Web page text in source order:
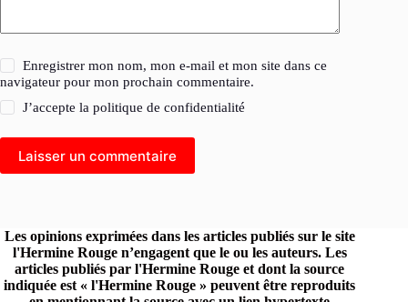
Enregistrer mon nom, mon e-mail et mon site dans ce
navigateur pour mon prochain commentaire.
J’accepte lapolitique de confidentialité
Laisser un commentaire
Les opinions exprimées dans les articles publiés sur le site
l'Hermine Rouge n’engagent que le ou les auteurs. Les
articles publiés par l'Hermine Rouge et dont la source
indiquée est « l'Hermine Rouge » peuvent être reproduits